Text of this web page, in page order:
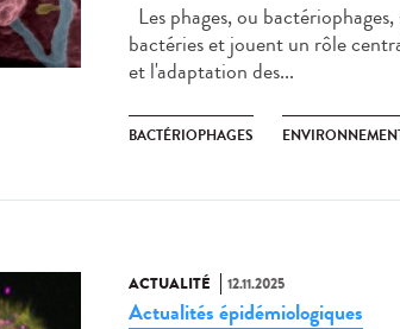
Les phages, ou
bactéries et jouent un rôle
et l'adaptation des...
BACTÉRIOPHAGES
ACTUALITÉ 12.11.2025
Actualités épidémiologiques